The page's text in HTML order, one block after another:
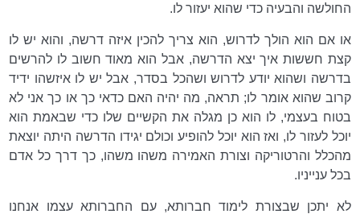
החולשה והבעיה כדי שהוא יעזור לו.
או אם הוא הולך לדרוש, הוא צריך להכין איזה דרשה, והוא יש לו
קצת חששות איך יצא הדרשה, אבל הוא מאוד חשוב לו להרשים
בדרשה ושהוא יודע לדרוש ושהכל בסדר, אבל יש לו איזשהו ידיד
קרוב שהוא אומר לו; תראה, מה יהיה האם כדאי כך או כך אני לא
בטוח בעצמי, לו הוא כן מגלה את הקשיים שלו כדי שבאמת הוא
יוכל לעזור לו, ואז הוא יוכל להופיע וכולם יגידו הדרשה היתה יוצאת
מהכלל והרטוריקה וצורת האמירה משהו משהו, כך דרך כל אדם
בכל ענייניו.
לא יתכן שבצורת לימוד חברותא, עם החברותא עצמו אנחנו